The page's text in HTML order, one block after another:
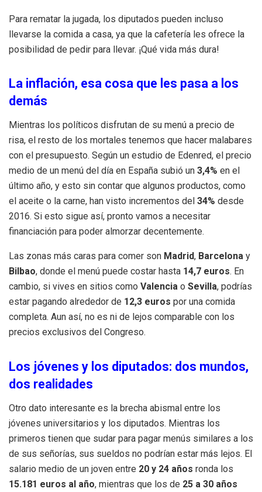
Para rematar la jugada, los diputados pueden incluso
llevarse la comida a casa, ya que la cafetería les ofrece la
posibilidad de pedir para llevar. ¡Qué vida más dura!
La inflación, esa cosa que les pasa a los
demás
Mientras los políticos disfrutan de su menú a precio de
risa, el resto de los mortales tenemos que hacer malabares
con el presupuesto. Según un estudio de Edenred, el precio
medio de un menú del día en España subió un 3,4% en el
último año, y esto sin contar que algunos productos, como
el aceite o la carne, han visto incrementos del 34% desde
2016. Si esto sigue así, pronto vamos a necesitar
financiación para poder almorzar decentemente.
Las zonas más caras para comer son Madrid, Barcelona y
Bilbao, donde el menú puede costar hasta 14,7 euros. En
cambio, si vives en sitios como Valencia o Sevilla, podrías
estar pagando alrededor de 12,3 euros por una comida
completa. Aun así, no es ni de lejos comparable con los
precios exclusivos del Congreso.
Los jóvenes y los diputados: dos mundos,
dos realidades
Otro dato interesante es la brecha abismal entre los
jóvenes universitarios y los diputados. Mientras los
primeros tienen que sudar para pagar menús similares a los
de sus señorías, sus sueldos no podrían estar más lejos. El
salario medio de un joven entre 20 y 24 años ronda los
15.181 euros al año, mientras que los de 25 a 30 años